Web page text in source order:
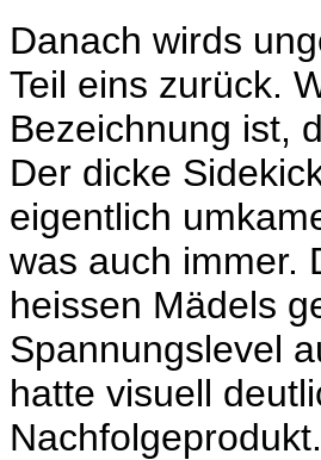
Danach wirds
Teil eins zurück.
Bezeichnung ist,
Der dicke
eigentlich
was auch immer.
heissen Mädels
Spannungslevel
hatte visuell
Nachfolgeprodukt.